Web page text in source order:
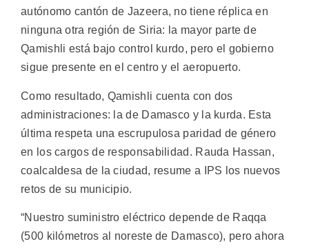
autónomo cantón de Jazeera, no tiene réplica en
ninguna otra región de Siria: la mayor parte de
Qamishli está bajo control kurdo, pero el gobierno
sigue presente en el centro y el aeropuerto.
Como resultado, Qamishli cuenta con dos
administraciones: la de Damasco y la kurda. Esta
última respeta una escrupulosa paridad de género
en los cargos de responsabilidad. Rauda Hassan,
coalcaldesa de la ciudad, resume a IPS los nuevos
retos de su municipio.
“Nuestro suministro eléctrico depende de Raqqa
(500 kilómetros al noreste de Damasco), pero ahora